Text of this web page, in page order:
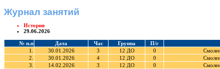
Журнал занятий
История
29.06.2026
№ п.п Дата Час Группа
П/г
1.
30.01.2026 3 12 ДО 0
2.
30.01.2026 4 12 ДО 0
3.
14.02.2026 3 12 ДО 0